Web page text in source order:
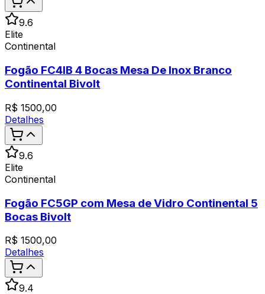
9.6
Elite
Continental
Fogão FC4IB 4 Bocas Mesa De Inox Branco
Continental Bivolt
R$ 1500,00
Detalhes
9.6
Elite
Continental
Fogão FC5GP com Mesa de Vidro Continental 5
Bocas Bivolt
R$ 1500,00
Detalhes
9.4